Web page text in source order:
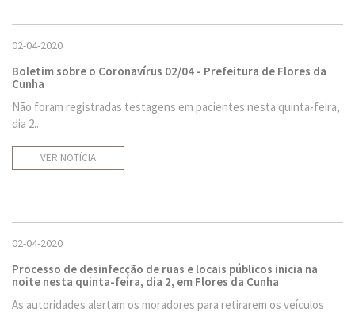
02-04-2020
Boletim sobre o Coronavírus 02/04 - Prefeitura de Flores da
Cunha
Não foram registradas testagens em pacientes nesta quinta-feira,
dia 2...
VER NOTÍCIA
02-04-2020
Processo de desinfecção de ruas e locais públicos inicia na
noite nesta quinta-feira, dia 2, em Flores da Cunha
As autoridades alertam os moradores para retirarem os veículos